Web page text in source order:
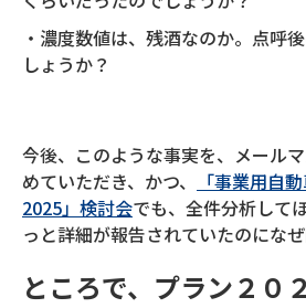
・濃度数値は、残酒なのか。点呼
しょうか？
今後、このような事実を、メール
めていただき、かつ、
「事業用自
2025」検討会でも、全件分析して
っと詳細が報告されていたのにな
ところで、プラン２０